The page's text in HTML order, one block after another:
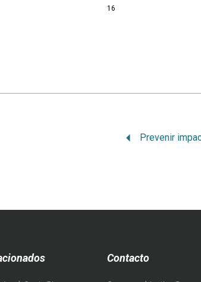
16
Contacto